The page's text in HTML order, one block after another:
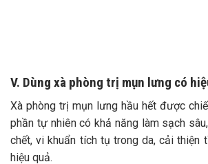
V. Dùng xà phòng trị mụn lưng có
Xà phòng trị mụn lưng hầu hết được
phần tự nhiên có khả năng làm sạch
chết, vi khuẩn tích tụ trong da, cải thiện
hiệu quả.